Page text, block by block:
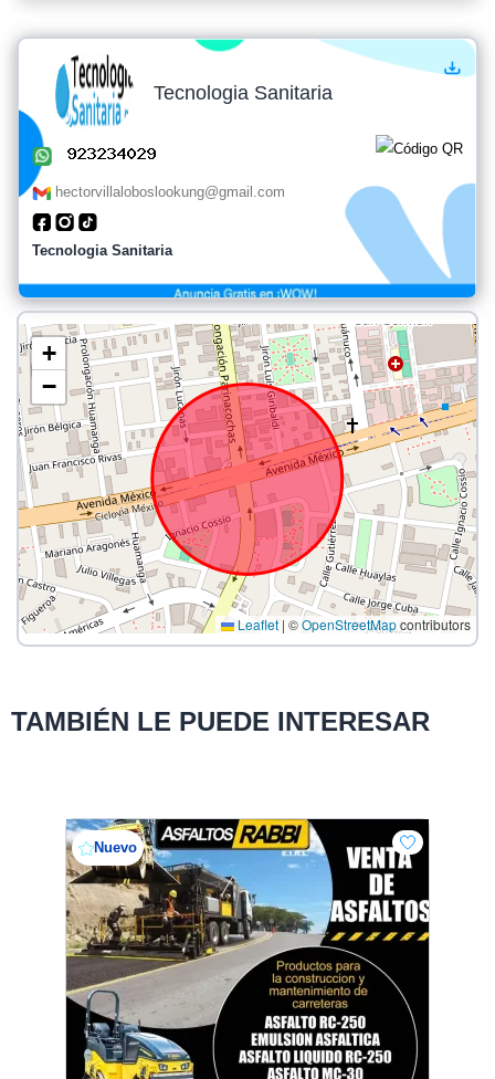
Tecnologia Sanitaria
hectorvillaloboslookung@gmail.com
Tecnologia Sanitaria
+
−
Leaflet | ©OpenStreetMapcontributors
TAMBIÉN LE PUEDE INTERESAR
Nuevo